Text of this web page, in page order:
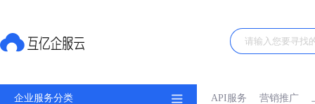
企业服务分类 API服务 营销推广